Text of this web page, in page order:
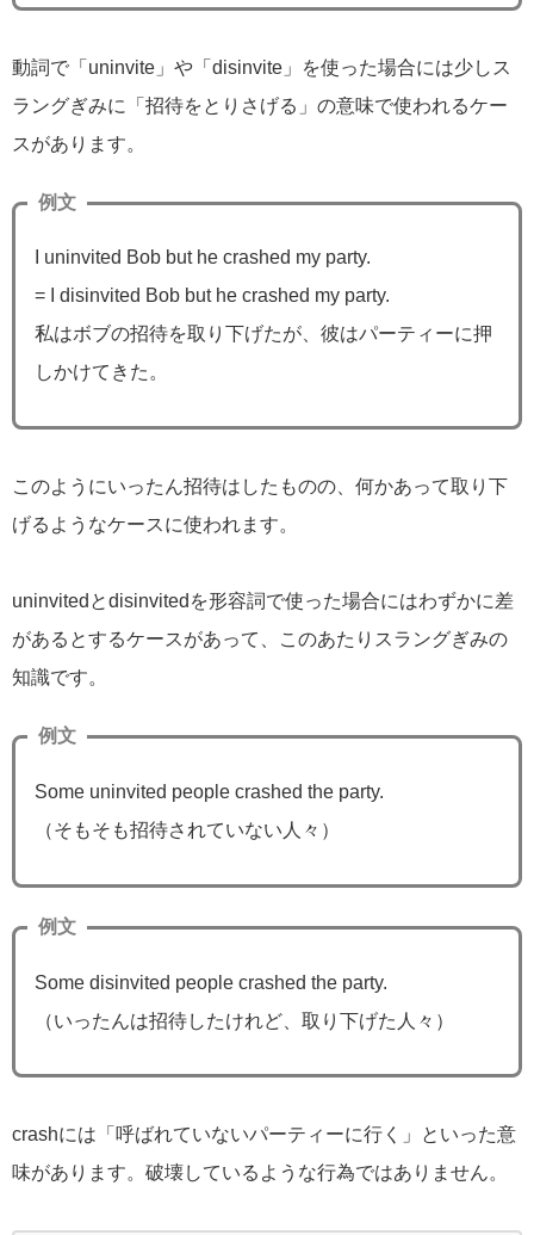
動詞で「uninvite」や「disinvite」を使った場合には少しス
ラングぎみに「招待をとりさげる」の意味で使われるケー
スがあります。
例文
I uninvited Bob but he crashed my party.
= I disinvited Bob but he crashed my party.
私はボブの招待を取り下げたが、彼はパーティーに押
しかけてきた。
このようにいったん招待はしたものの、何かあって取り下
げるようなケースに使われます。
uninvitedとdisinvitedを形容詞で使った場合にはわずかに差
があるとするケースがあって、このあたりスラングぎみの
知識です。
例文
Some uninvited people crashed the party.
（そもそも招待されていない人々）
例文
Some disinvited people crashed the party.
（いったんは招待したけれど、取り下げた人々）
crashには「呼ばれていないパーティーに行く」といった意
味があります。破壊しているような行為ではありません。